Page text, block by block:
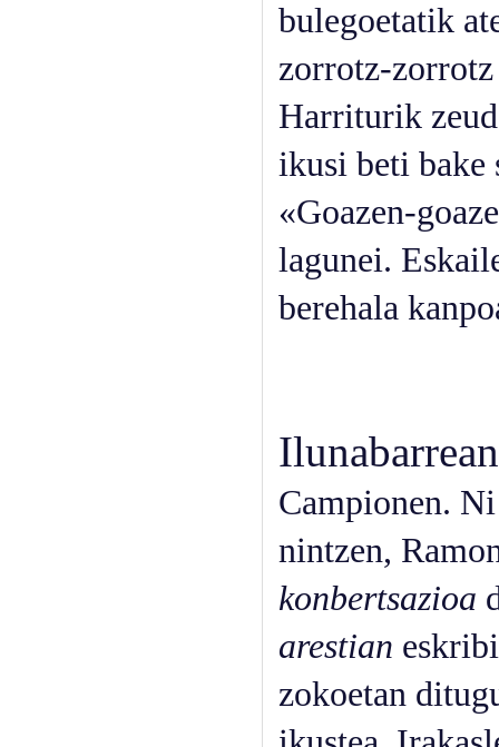
bulegoetatik
zorrotz-zorrotz
Harriturik
ikusi beti bake
«Goazen-
lagunei.
berehala
Ilunabarrean
Campionen.
nintzen,
konbertsazioa
arestian
zokoetan